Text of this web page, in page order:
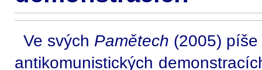
Ve svých Pamětech (2005)
antikomunistických